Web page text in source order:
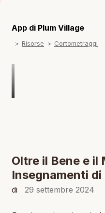
App di Plum Village
Risorse Cortometraggi
Oltre il Bene e il
Insegnamenti
di 29 settembre 2024